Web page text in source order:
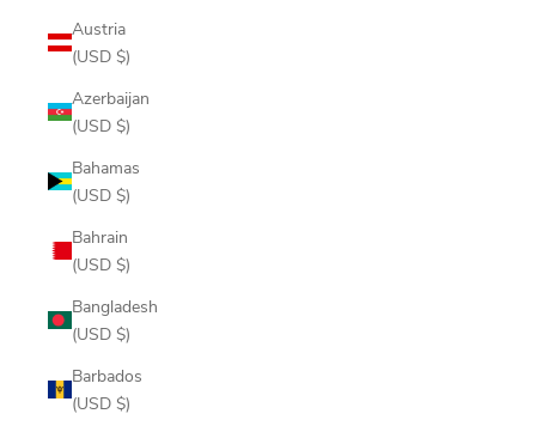
Austria
(USD $)
Azerbaijan
(USD $)
Bahamas
(USD $)
Bahrain
(USD $)
Bangladesh
(USD $)
Barbados
(USD $)